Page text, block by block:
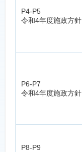
P4-P5
令和4年度施政方針
P6-P7
令和4年度施政方針
P8-P9